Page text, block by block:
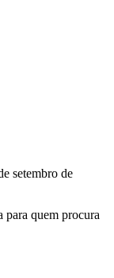
setembro de
quem procura